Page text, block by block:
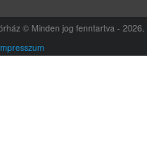
© Minden jog fenntartva - 2026.